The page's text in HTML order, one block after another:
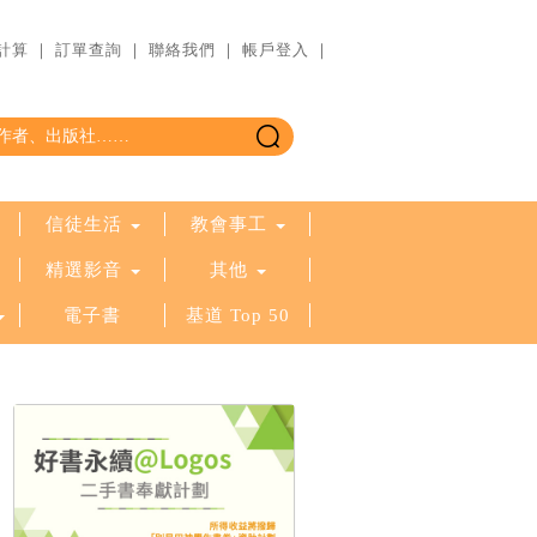
算 ｜ 訂單查詢 ｜ 聯絡我們 ｜ 帳戶登入 ｜
信徒生活 教會事工
精選影音 其他
電子書 基道 Top 50